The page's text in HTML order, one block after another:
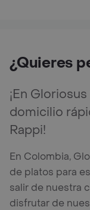
¿Quieres
¡En
domicilio
Rappi!
En Colombia,
de platos para
salir de nuestra
disfrutar de